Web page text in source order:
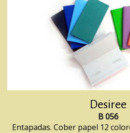
Desiree
B 056
Entapadas. Cober papel 12